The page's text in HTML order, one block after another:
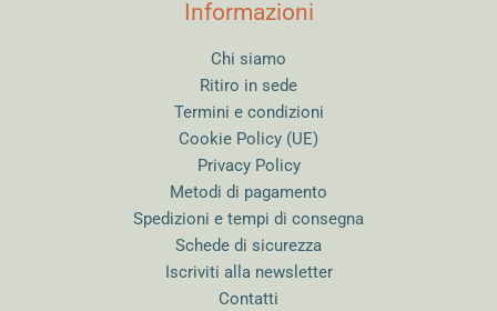
Informazioni
Chi siamo
Ritiro in sede
Termini e condizioni
Cookie Policy (UE)
Privacy Policy
Metodi di pagamento
Spedizioni e tempi di consegna
Schede di sicurezza
Iscriviti alla newsletter
Contatti